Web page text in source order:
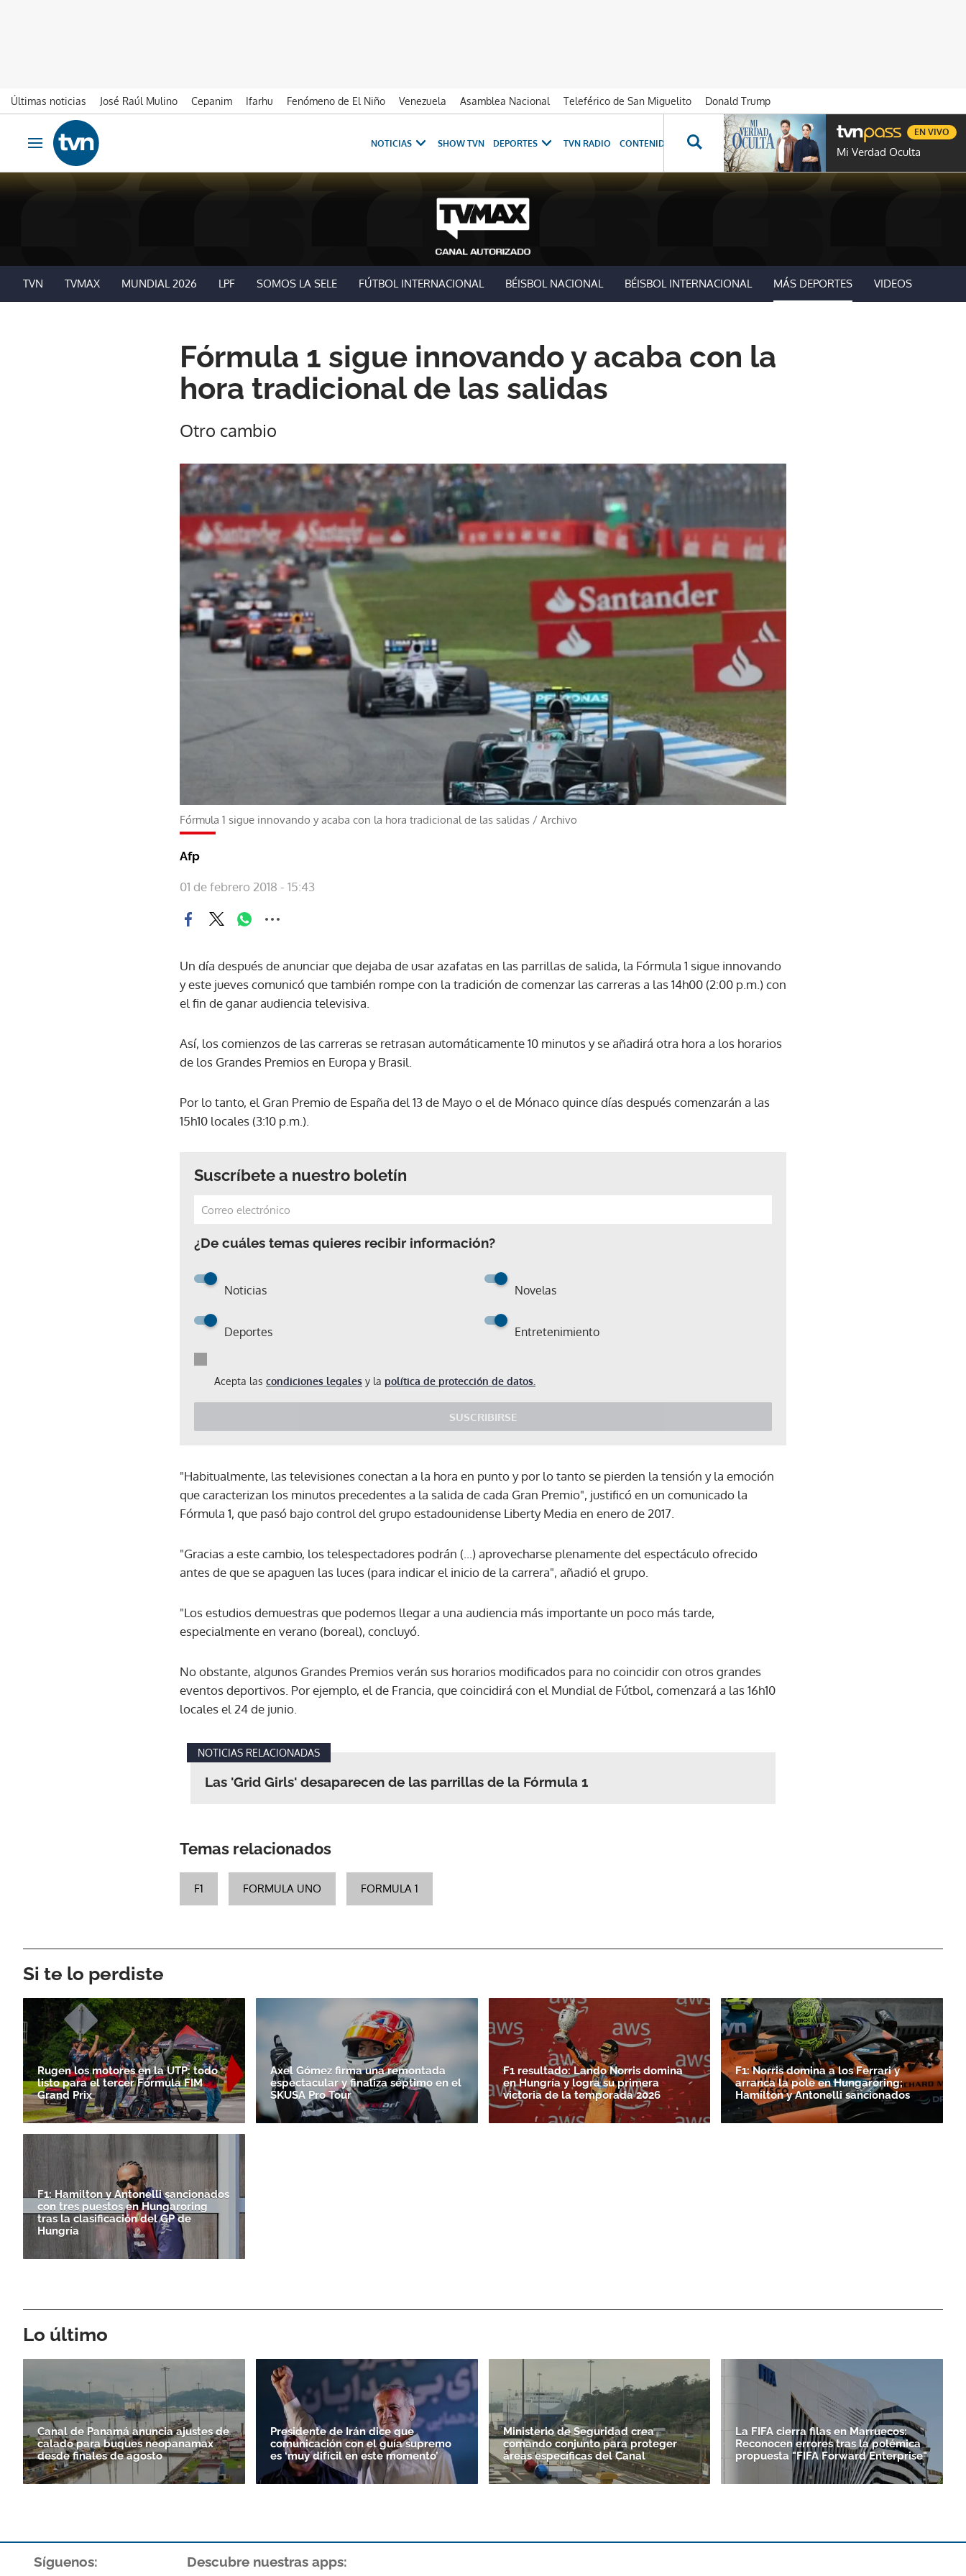
Últimas noticias José Raúl Mulino Cepanim Ifarhu Fenómeno de El Niño Venezuela Asamblea Nacional Teleférico de San Miguelito
Donald Trump
Ir al contenido
Obrir navegació
NOTICIAS SHOW TVN DEPORTES TVN RADIO CONTENIDOS ESPECIALES NOVELAS PROGRAMAS GENTE TVN
Mi Verdad Oculta
EN VIVO
TVN TVMAX MUNDIAL 2026 LPF SOMOS LA SELE FÚTBOL INTERNACIONAL BÉISBOL NACIONAL BÉISBOL INTERNACIONAL MÁS DEPORTES VIDEOS
Fórmula 1 sigue innovando y acaba con la
hora tradicional de las salidas
Otro cambio
Fórmula 1 sigue innovando y acaba con la hora tradicional de las salidas / Archivo
Afp
01 de febrero 2018 - 15:43
Un día después de anunciar que dejaba de usar azafatas en las parrillas de salida, la Fórmula 1 sigue innovando
y este jueves comunicó que también rompe con la tradición de comenzar las carreras a las 14h00 (2:00 p.m.) con
el fin de ganar audiencia televisiva.
Así, los comienzos de las carreras se retrasan automáticamente 10 minutos y se añadirá otra hora a los horarios
de los Grandes Premios en Europa y Brasil.
Por lo tanto, el Gran Premio de España del 13 de Mayo o el de Mónaco quince días después comenzarán a las
15h10 locales (3:10 p.m.).
Suscríbete a nuestro boletín
¿De cuáles temas quieres recibir información?
Noticias Novelas
Deportes Entretenimiento
Acepta las condiciones legales y la política de protección de datos.
SUSCRIBIRSE
Gracias por suscribirte a nuestro boletín.
"Habitualmente, las televisiones conectan a la hora en punto y por lo tanto se pierden la tensión y la emoción
que caracterizan los minutos precedentes a la salida de cada Gran Premio", justificó en un comunicado la
Fórmula 1, que pasó bajo control del grupo estadounidense Liberty Media en enero de 2017.
"Gracias a este cambio, los telespectadores podrán (...) aprovecharse plenamente del espectáculo ofrecido
antes de que se apaguen las luces (para indicar el inicio de la carrera", añadió el grupo.
"Los estudios demuestras que podemos llegar a una audiencia más importante un poco más tarde,
especialmente en verano (boreal), concluyó.
No obstante, algunos Grandes Premios verán sus horarios modificados para no coincidir con otros grandes
eventos deportivos. Por ejemplo, el de Francia, que coincidirá con el Mundial de Fútbol, comenzará a las 16h10
locales el 24 de junio.
NOTICIAS RELACIONADAS
Las 'Grid Girls' desaparecen de las parrillas de la Fórmula 1
Temas relacionados
F1 FORMULA UNO FORMULA 1
Si te lo perdiste
Rugen los motores en la UTP: todo
listo para el tercer Fórmula FIM
Grand Prix
Axel Gómez firma una remontada
espectacular y finaliza séptimo en el
SKUSA Pro Tour
F1 resultado: Lando Norris domina
en Hungría y logra su primera
victoria de la temporada 2026
F1: Norris domina a los Ferrari y
arranca la pole en Hungaroring;
Hamilton y Antonelli sancionados
F1: Hamilton y Antonelli sancionados
con tres puestos en Hungaroring
tras la clasificación del GP de
Hungría
Lo último
Canal de Panamá anuncia ajustes de
calado para buques neopanamax
desde finales de agosto
Presidente de Irán dice que
comunicación con el guía supremo
es ‘muy difícil en este momento’
Ministerio de Seguridad crea
comando conjunto para proteger
áreas específicas del Canal
La FIFA cierra filas en Marruecos:
Reconocen errores tras la polémica
propuesta "FIFA Forward Enterprise"
Síguenos: Descubre nuestras apps: